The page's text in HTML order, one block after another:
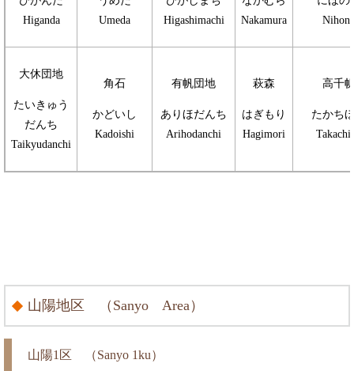
Higanda
Umeda
Higashimachi
Nakamura
大休団地
たいきゅう
だんち
Taikyudanchi
角石
かどいし
Kadoishi
有帆団地
ありほだんち
Arihodanchi
萩森
はぎもり
Hagimori
高千
たかち
山陽地区 （Sanyo Area）
山陽1区 （Sanyo 1ku）